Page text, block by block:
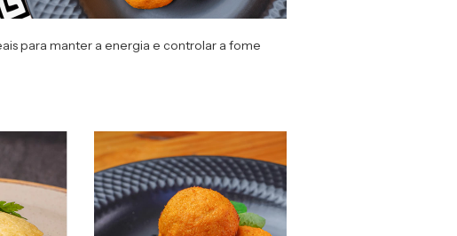
para manter a energia e controlar a fome